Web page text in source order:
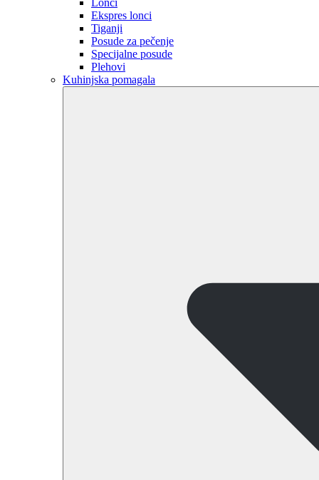
Lonci
Ekspres lonci
Tiganji
Posude za pečenje
Specijalne posude
Plehovi
Kuhinjska pomagala